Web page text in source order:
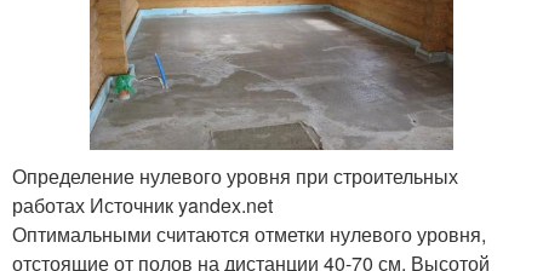
Определение нулевого уровня при строительных
работах Источник yandex.net
Оптимальными считаются отметки нулевого уровня,
отстоящие от полов на дистанции 40-70 см. Высотой